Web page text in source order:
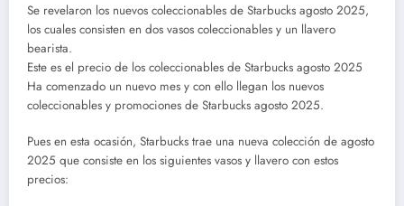
Se revelaron los nuevos coleccionables de Starbucks agosto 2025,
los cuales consisten en dos vasos coleccionables y un llavero
bearista.
Este es el precio de los coleccionables de Starbucks agosto 2025
Ha comenzado un nuevo mes y con ello llegan los nuevos
coleccionables y promociones de Starbucks agosto 2025.
Pues en esta ocasión, Starbucks trae una nueva colección de agosto
2025 que consiste en los siguientes vasos y llavero con estos
precios: